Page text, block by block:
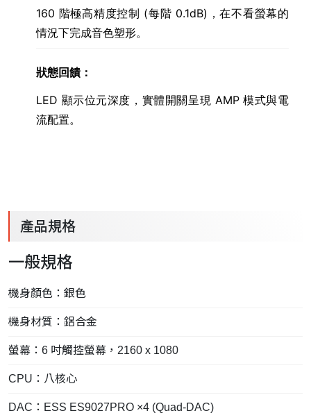
160 階極高精度控制 (每階 0.1dB)，在不看螢幕的
情況下完成音色塑形。
狀態回饋：
LED 顯示位元深度，實體開關呈現 AMP 模式與電
流配置。
產品規格
一般規格
機身顏色：銀色
機身材質：鋁合金
螢幕：6 吋觸控螢幕，2160 x 1080
CPU：八核心
DAC：ESS ES9027PRO ×4 (Quad-DAC)